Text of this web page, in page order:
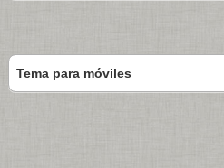
Tema para móviles